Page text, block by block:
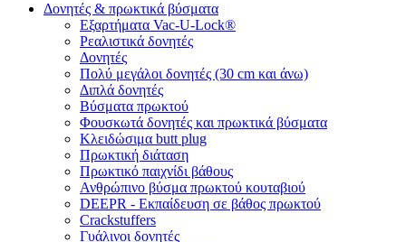
Δονητές & πρωκτικά βύσματα
Εξαρτήματα Vac-U-Lock®
Ρεαλιστικά δονητές
Δονητές
Πολύ μεγάλοι δονητές (30 cm και άνω)
Διπλά δονητές
Βύσματα πρωκτού
Φουσκωτά δονητές και πρωκτικά βύσματα
Κλειδώσιμα butt plug
Πρωκτική διάταση
Πρωκτικό παιχνίδι βάθους
Ανθρώπινο βύσμα πρωκτού κουταβιού
DEEPR - Εκπαίδευση σε βάθος πρωκτού
Crackstuffers
Γυάλινοι δονητές